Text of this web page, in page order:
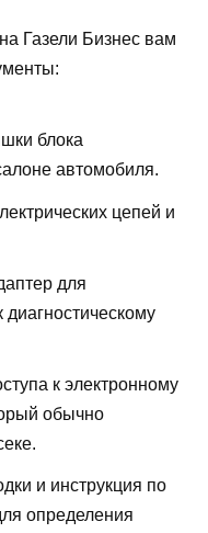
Газели Бизнес вам
блока
автомобиля.
цепей и
для
к электронному
обычно
и инструкция по
определения